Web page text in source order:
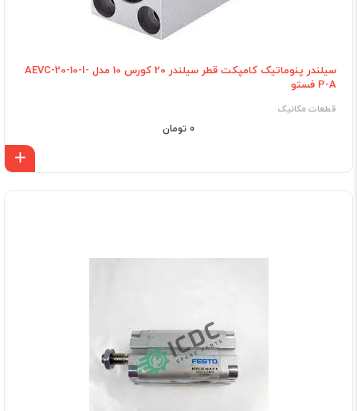
سیلندر پنوماتیک کامپکت قطر سیلندر 20 کورس 10 مدل AEVC-20-10-I-
P-A فستو
قطعات مکانیک
0 تومان